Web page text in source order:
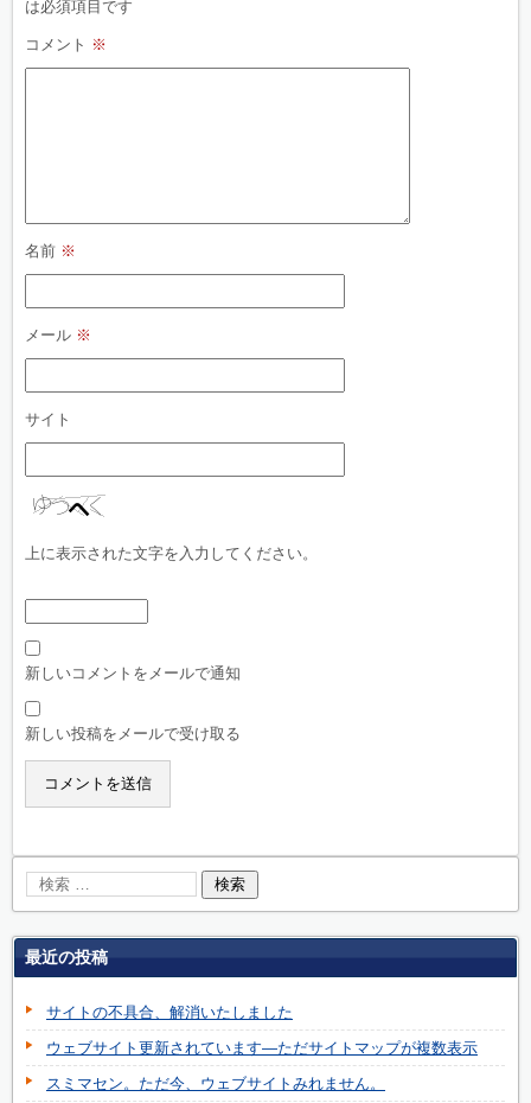
は必須項目です
コメント ※
名前 ※
メール ※
サイト
上に表示された文字を入力してください。
新しいコメントをメールで通知
新しい投稿をメールで受け取る
最近の投稿
サイトの不具合、解消いたしました
ウェブサイト更新されています―ただサイトマップが複数表示
スミマセン。ただ今、ウェブサイトみれません。